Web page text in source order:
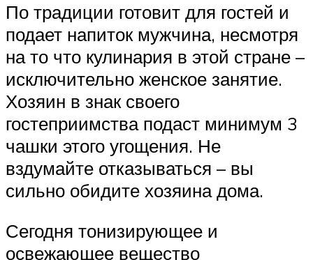
По традиции готовит для гостей и
подает напиток мужчина, несмотря
на то что кулинария в этой стране –
исключительно женское занятие.
Хозяин в знак своего
гостеприимства подаст минимум 3
чашки этого угощения. Не
вздумайте отказываться – вы
сильно обидите хозяина дома.
Сегодня тонизирующее и
освежающее вещество